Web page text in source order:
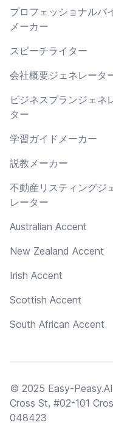
プロフェッショナルバ
メーカー
スピーチライター
会社概要ジェネレータ
ビジネスプランジェネ
ター
学習ガイドメーカー
説教メーカー
不動産リスティングジ
レーター
Australian Accent
New Zealand Accent
Irish Accent
Scottish Accent
South African Accent
© 2025 Easy-
Cross St, #02-101
048423